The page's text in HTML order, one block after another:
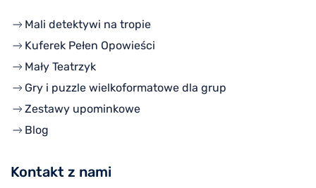
Mali detektywi na tropie
Kuferek Pełen Opowieści
Mały Teatrzyk
Gry i puzzle wielkoformatowe dla grup
Zestawy upominkowe
Blog
Kontakt z nami